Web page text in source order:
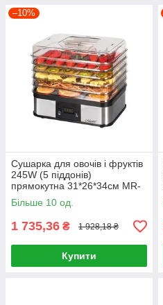
–10%
Сушарка для овочів і фруктів
245W (5 піддонів)
прямокутна 31*26*34см MR-
767 Maestro
Більше 10 од.
1 735,36 ₴ 1 928,18 ₴
Купити